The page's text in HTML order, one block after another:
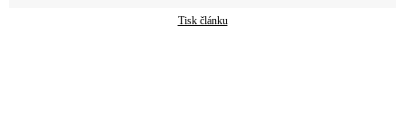
Tisk článku